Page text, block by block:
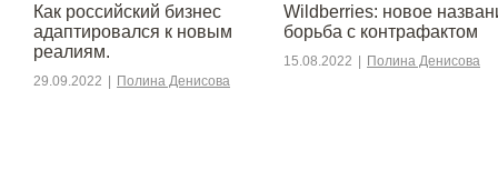
​​Как российский бизнес
адаптировался к новым
реалиям.
29.09.2022 | Полина Денисова
Wildberries: новое
борьба с контрафактом
15.08.2022 | Полина Денисова